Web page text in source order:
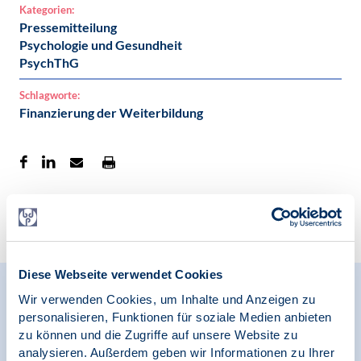
Diese Webseite verwendet Cookies
Wir verwenden Cookies, um Inhalte und Anzeigen zu
personalisieren, Funktionen für soziale Medien anbieten
zu können und die Zugriffe auf unsere Website zu
analysieren. Außerdem geben wir Informationen zu Ihrer
Kategorien:
Pressemitteilung
Psychologie und Gesundheit
PsychThG
Schlagworte:
Finanzierung der Weiterbildung
Zur Übersicht
Relevante Nachrichten